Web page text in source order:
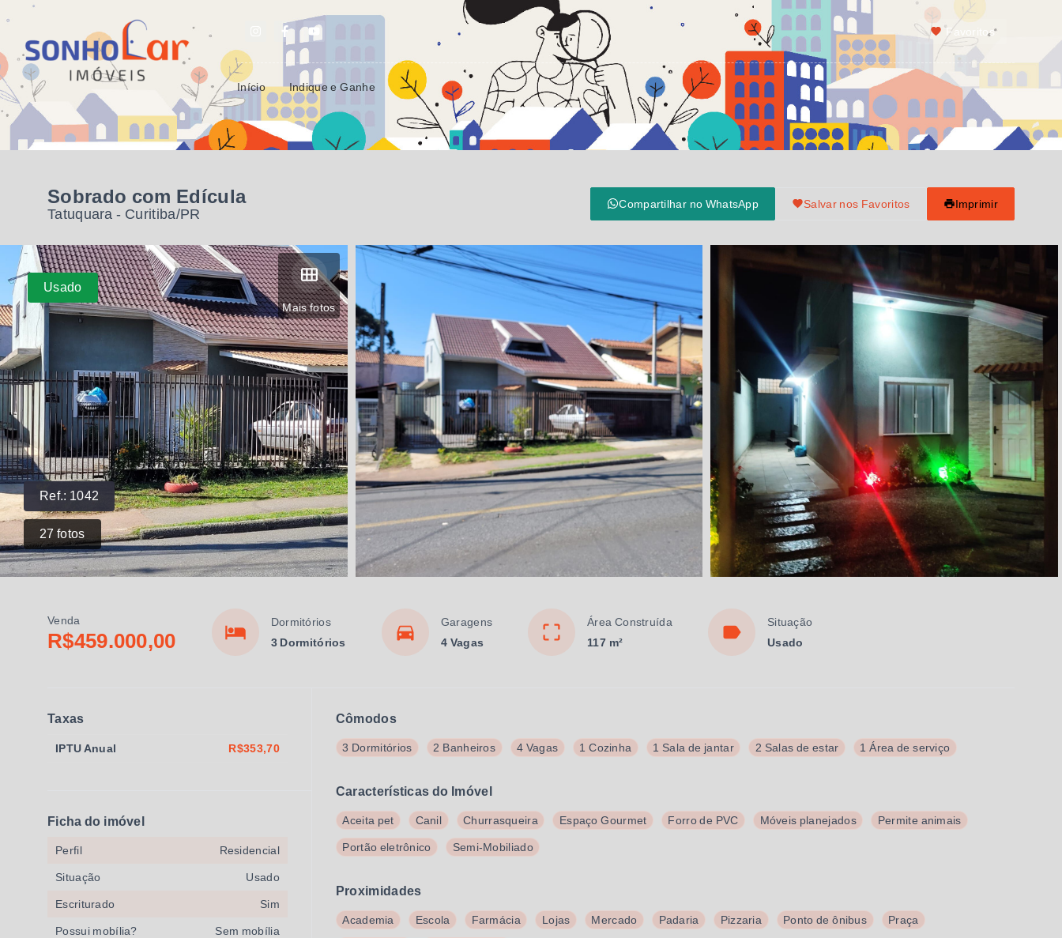
Favoritos
Início Indique e Ganhe
Sobrado com Edícula
Tatuquara - Curitiba/PR
Compartilhar no WhatsApp Salvar nos Favoritos Imprimir
Ref.: 1042
27 fotos
Mais fotos
Usado
Venda
R$459.000,00
Dormitórios
3 Dormitórios
Garagens
4 Vagas
Área Construída
117 m²
Situação
Usado
Cômodos
3 Dormitórios 2 Banheiros 4 Vagas 1 Cozinha 1 Sala de jantar 2 Salas de estar 1 Área de serviço
Características do Imóvel
Aceita pet Canil Churrasqueira Espaço Gourmet Forro de PVC Móveis planejados Permite animais
Portão eletrônico Semi-Mobiliado
Proximidades
Academia Escola Farmácia Lojas Mercado Padaria Pizzaria Ponto de ônibus Praça
Taxas
IPTU Anual R$353,70
Ficha do imóvel
Perfil Residencial
Situação Usado
Escriturado Sim
Possui mobília? Sem mobília